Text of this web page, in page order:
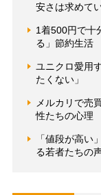
安さは求めて
1着500円で
る」節約生活
ユニクロ愛用
たくない」
メルカリで売
性たちの心理
「値段が高
る若者たちの